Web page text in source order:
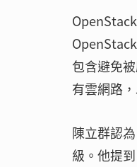
包含避免
有雲網路
陳立群認
級。他提